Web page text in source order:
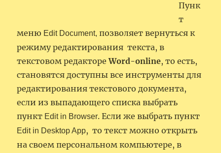
Пунк
т
меню Edit Document, позволяет вернуться к
режиму редактирования текста, в
текстовом редактореWord-online, то есть,
становятся доступны все инструменты для
редактирования текстового документа,
если из выпадающего списка выбрать
пункт Edit in Browser. Если же выбрать пункт
Edit in Desktop App, то текст можно открыть
на своем персональном компьютере, в